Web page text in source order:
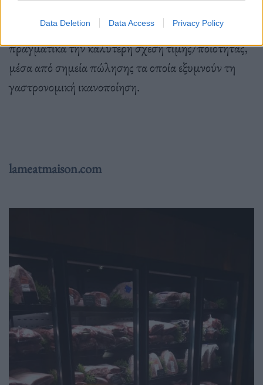
Data Deletion Data Access Privacy Policy
προσιτή, προσφέροντας προϊόντα που τιμούν
πραγματικά την καλύτερη σχέση τιμής/ποιότητας,
μέσα από σημεία πώλησης τα οποία εξυμνούν τη
γαστρονομική ικανοποίηση.
lameatmaison.com